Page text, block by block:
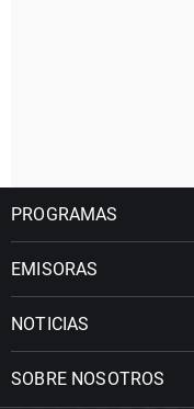
PROGRAMAS
EMISORAS
NOTICIAS
SOBRE NOSOTROS